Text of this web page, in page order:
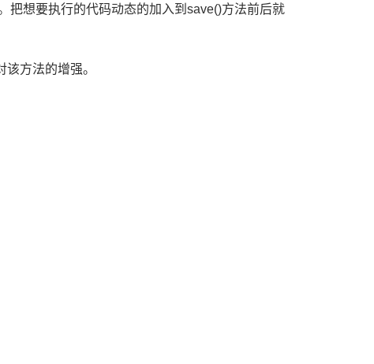
把想要执行的代码动态的加入到save()方法前后就
方法的增强。